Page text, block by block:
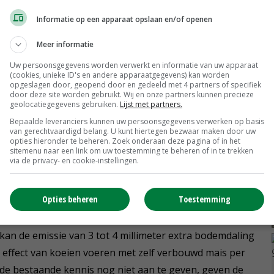
bleek eerder ook uit waarnemingen op veen in
biedt voor de extra veenoxidatie en maaivelddaling
graszode, is niet duidelijk, stelt landbouwadviseur
blijken namelijk geen meetgegevens
is dat voor betrouwbare uitspraken over
jaren gemeten moet zijn, terwijl mais op Fries veen
dat vervanging van gras in het voerrantsoen
bedrijfsniveau (exclusief de extra emissie uit de
de emissie van 3 tot 4 millimeter extra bodemdaling
van koeien voeren met zelf verbouwd mais per
bestaande kennis nog niet aan te geven, geven de
Informatie op een apparaat opslaan en/of openen
Meer informatie
Uw persoonsgegevens worden verwerkt en informatie van uw apparaat
(cookies, unieke ID's en andere apparaatgegevens) kan worden
opgeslagen door, geopend door en gedeeld met 4 partners of specifiek
door deze site worden gebruikt. Wij en onze partners kunnen precieze
geolocatiegegevens gebruiken. Lijst met partners.
Bepaalde leveranciers kunnen uw persoonsgegevens verwerken op basis
van gerechtvaardigd belang. U kunt hiertegen bezwaar maken door uw
opties hieronder te beheren. Zoek onderaan deze pagina of in het
sitemenu naar een link om uw toestemming te beheren of in te trekken
via de privacy- en cookie-instellingen.
Toestemming
Opties beheren